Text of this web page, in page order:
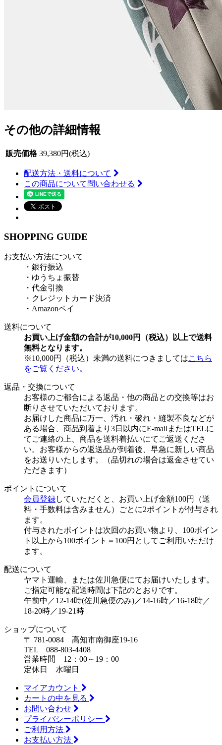
その他の詳細情報
販売価格 39,380円(税込)
配送方法・送料について
この商品について問い合わせる
SHOPPING GUIDE
お支払い方法について
・銀行振込
・ゆうちょ振替
・代金引換
・クレジットカード決済
・Amazonペイ
送料について
お買い上げ金額の合計が10,000円（税込）以上で送料
無料となります。
※10,000円（税込）未満の送料につきましてはこちら
をご覧ください。
返品・交換について
お客様のご都合による返品・他の商品との交換等はお
断りさせていただいております。
お届けした商品に万一、汚れ・破れ・縫製不良などが
ある場合、商品到着より3日以内にE-mailまたはTELに
てご連絡の上、商品を送料着払いにてご返送くださ
い。お客様からの返送品が到着後、早急に新しい商品
をお送りいたします。（品切れの場合は返金させてい
ただきます）
ポイントについて
会員登録していただくと、お買い上げ金額100円（送
料・手数料は含みません）ごとに2ポイントが付与され
ます。
付与されたポイントは次回のお買い物より、100ポイン
ト以上から100ポイント＝100円としてご利用いただけ
ます。
配送について
ヤマト運輸、または佐川急便にてお届けいたします。
ご指定可能な配送時間は下記のとおりです。
午前中／12-14時(佐川急便のみ)／14-16時／16-18時／
18-20時／19-21時
ショップについて
〒 781-0084 高知市南御座19-16
TEL 088-803-4408
営業時間 12：00～19：00
定休日 水曜日
マイアカウント
カートの中を見る
お問い合わせ
プライバシーポリシー
ご利用方法
お支払い方法